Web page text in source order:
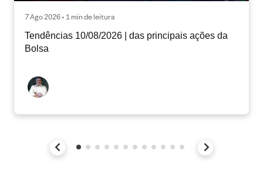
7 Ago 2026 • 1 min de leitura
Tendências 10/08/2026 | das principais ações da
Bolsa